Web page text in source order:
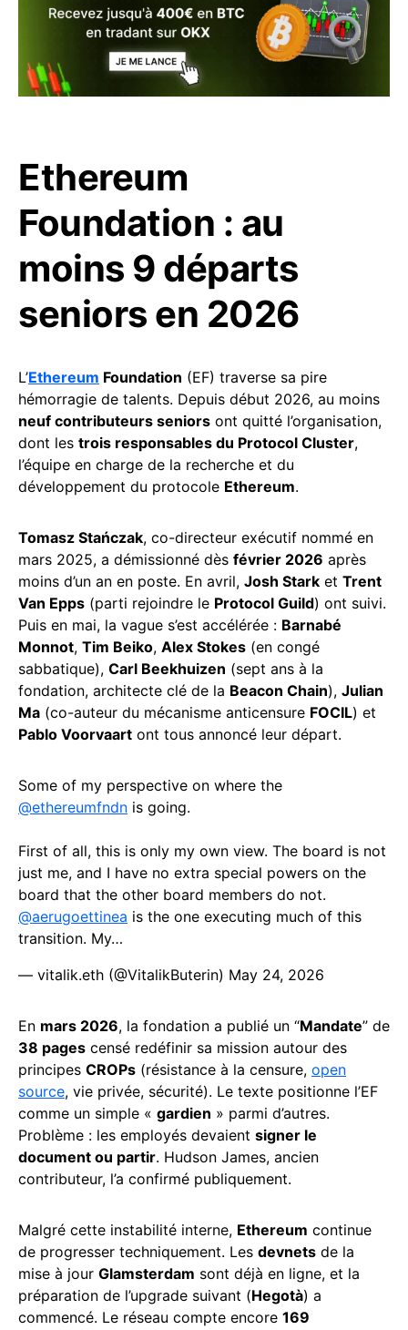
Ethereum
Foundation : au
moins 9 départs
seniors en 2026
L’Ethereum Foundation (EF) traverse sa pire
hémorragie de talents. Depuis début 2026, au moins
neuf contributeurs seniors ont quitté l’organisation,
dont les trois responsables du Protocol Cluster,
l’équipe en charge de la recherche et du
développement du protocole Ethereum.
Tomasz Stańczak, co-directeur exécutif nommé en
mars 2025, a démissionné dès février 2026 après
moins d’un an en poste. En avril, Josh Stark et Trent
Van Epps (parti rejoindre le Protocol Guild) ont suivi.
Puis en mai, la vague s’est accélérée : Barnabé
Monnot, Tim Beiko, Alex Stokes (en congé
sabbatique), Carl Beekhuizen (sept ans à la
fondation, architecte clé de la Beacon Chain), Julian
Ma (co-auteur du mécanisme anticensure FOCIL) et
Pablo Voorvaart ont tous annoncé leur départ.
Some of my perspective on where the
@ethereumfndn is going.
First of all, this is only my own view. The board is not
just me, and I have no extra special powers on the
board that the other board members do not.
@aerugoettinea is the one executing much of this
transition. My…
— vitalik.eth (@VitalikButerin) May 24, 2026
En mars 2026, la fondation a publié un “Mandate” de
38 pages censé redéfinir sa mission autour des
principes CROPs (résistance à la censure, open
source, vie privée, sécurité). Le texte positionne l’EF
comme un simple « gardien » parmi d’autres.
Problème : les employés devaient signer le
document ou partir. Hudson James, ancien
contributeur, l’a confirmé publiquement.
Malgré cette instabilité interne, Ethereum continue
de progresser techniquement. Les devnets de la
mise à jour Glamsterdam sont déjà en ligne, et la
préparation de l’upgrade suivant (Hegotà) a
commencé. Le réseau compte encore 169